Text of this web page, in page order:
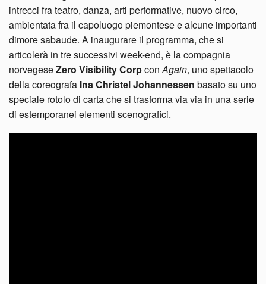
intrecci fra teatro, danza, arti performative, nuovo circo,
ambientata fra il capoluogo piemontese e alcune importanti
dimore sabaude. A inaugurare il programma, che si
articolerà in tre successivi week-end, è la compagnia
norvegeseZero Visibility CorpconAgain, uno spettacolo
della coreografa Ina Christel Johannessen basato su uno
speciale rotolo di carta che si trasforma via via in una serie
di estemporanei elementi scenografici.